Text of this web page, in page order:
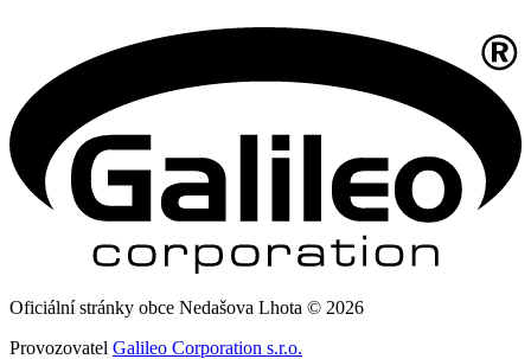
Oficiální stránky obce Nedašova Lhota © 2026
Provozovatel Galileo Corporation s.r.o.